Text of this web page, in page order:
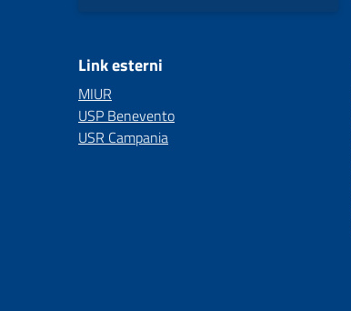
Link esterni
MIUR
USP Benevento
USR Campania